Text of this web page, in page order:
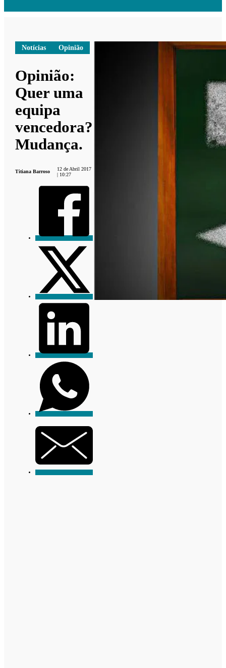
Notícias Opinião
Opinião:
Quer uma
equipa
vencedora?
Mudança.
Titiana Barroso
12 de Abril 2017
| 10:27